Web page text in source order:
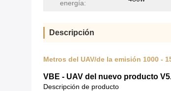
energía:
Descripción
Metros del UAV/de la emisión 1000 -
VBE - UAV del nuevo producto
Descripción de producto